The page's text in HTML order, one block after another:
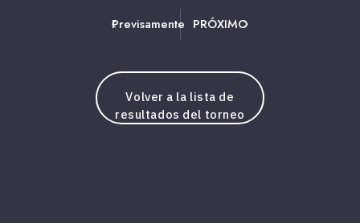
Previsamente PRÓXIMO
Volver a la lista de
resultados del torneo